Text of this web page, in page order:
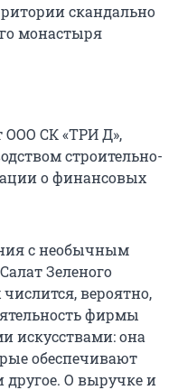
скандально
монастыря
ООО СК «ТРИ Д»,
строительно-
о финансовых
с необычным
Зеленого
вероятно,
фирмы
искусствами: она
обеспечивают
другое. О выручке и